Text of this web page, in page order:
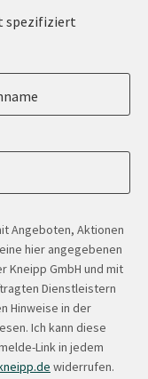
spezifiziert
Angeboten, Aktionen
hier angegebenen
Kneipp GmbH und mit
Dienstleistern
Hinweise in der
Ich kann diese
Link in jedem
widerrufen.